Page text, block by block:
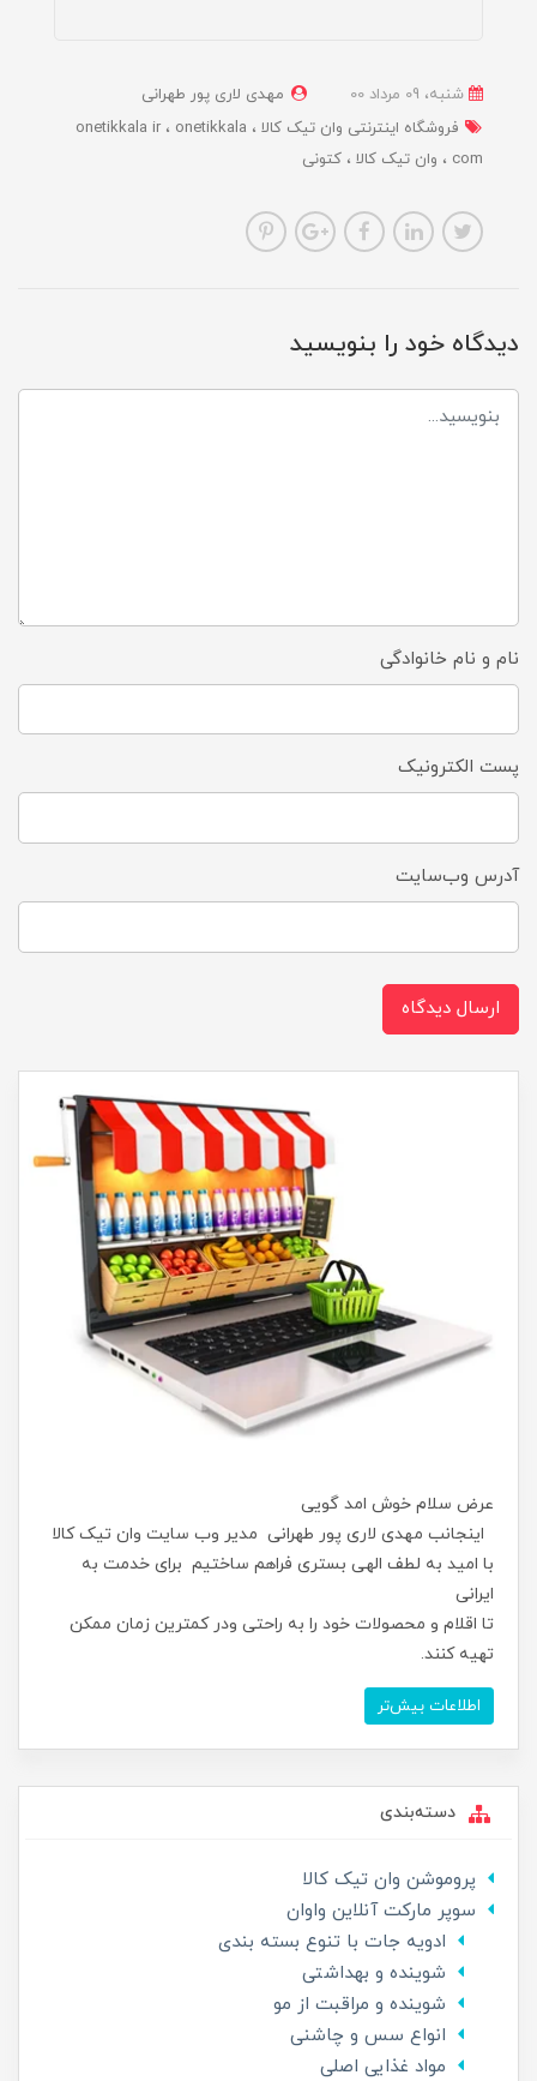
شنبه، 09 مرداد 00
مهدی لاری پور طهرانی
فروشگاه اینترنتی وان تیک کالا
onetikkala ir
onetikkala
com
وان تیک کالا کتونی
دیدگاه خود را بنویسید
نام و نام خانوادگی
پست الکترونیک
آدرس وب‌سایت
ارسال دیدگاه
عرض سلام خوش امد گویی
اینجانب مهدی لاری پور طهرانی مدیر وب سایت وان تیک کالا
با امید به لطف الهی بستری فراهم ساختیم برای خدمت به
ایرانی
تا اقلام و محصولات خود را به راحتی ودر کمترین زمان ممکن
تهیه کنند.
اطلاعات بیش‌تر
دسته‌بندی
پروموشن وان تیک کالا
سوپر مارکت آنلاین واوان
ادویه جات با تنوع بسته بندی
شوینده و بهداشتی
شوینده و مراقبت از مو
انواع سس و چاشنی
مواد غذایی اصلی